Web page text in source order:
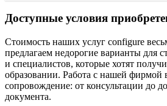
Доступные условия
Стоимость наших услуг configure
предлагаем недорогие варианты для
и специалистов, которые хотят
образовании. Работа с нашей фирмой
сопровождение: от консультации до
документа.